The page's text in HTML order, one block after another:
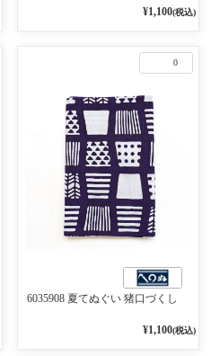
¥1,100(税込)
0
6035908 夏てぬぐい 猪口づくし
¥1,100(税込)